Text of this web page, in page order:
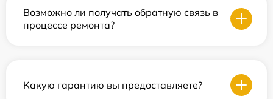
Возможно ли получать обратную связь в
процессе ремонта?
Какую гарантию вы предоставляете?